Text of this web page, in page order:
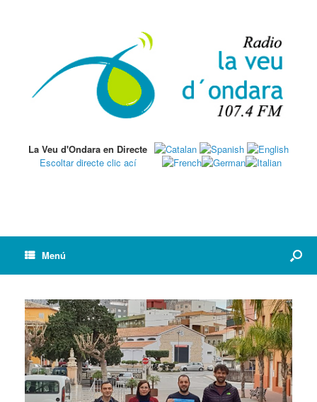
La Veu d'Ondara en Directe
Escoltar directe clic ací
Menú